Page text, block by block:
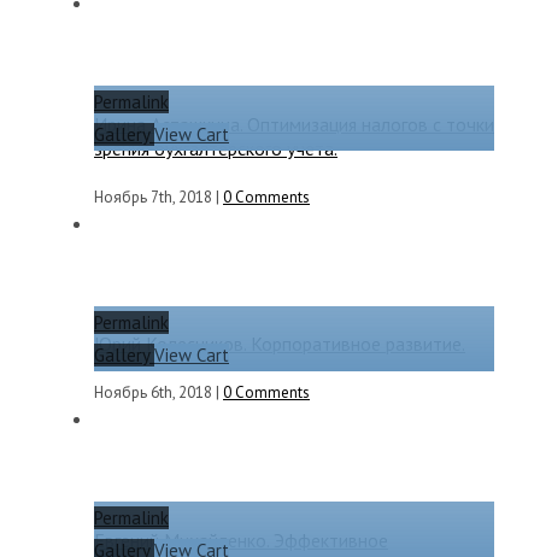
Permalink
GalleryView Cart
Ирина Асташкина. Оптимизация налогов с точки
зрения бухгалтерского учета.
Ноябрь 7th, 2018 | 0 Comments
Permalink
GalleryView Cart
Юрий Колесников. Корпоративное развитие.
Ноябрь 6th, 2018 | 0 Comments
Permalink
GalleryView Cart
Евгений Михайленко. Эффективное